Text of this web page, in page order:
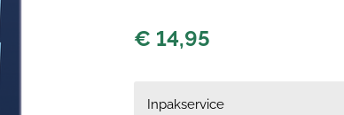
€ 14,95
Inpakservice